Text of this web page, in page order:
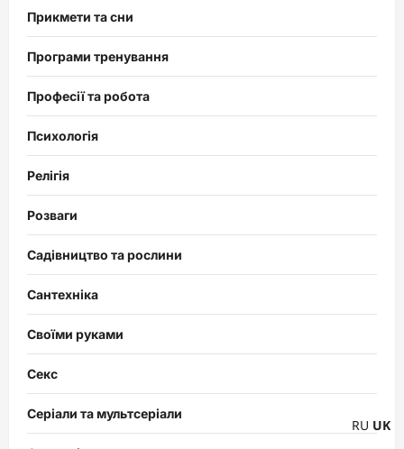
Прикмети та сни
Програми тренування
Професії та робота
Психологія
Релігія
Розваги
Садівництво та рослини
Сантехніка
Своїми руками
Секс
Серіали та мультсеріали
RU UK